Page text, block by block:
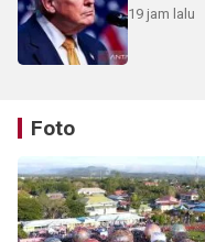
19 jam lalu
Foto